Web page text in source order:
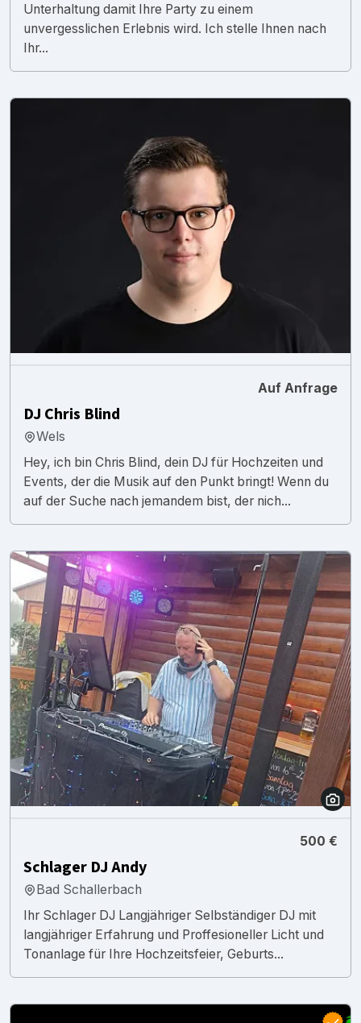
Unterhaltung damit Ihre Party zu einem
unvergesslichen Erlebnis wird. Ich stelle Ihnen nach
Ihr...
Auf Anfrage
DJ Chris Blind
Wels
Hey, ich bin Chris Blind, dein DJ für Hochzeiten und
Events, der die Musik auf den Punkt bringt! Wenn du
auf der Suche nach jemandem bist, der nich...
500 €
Schlager DJ Andy
Bad Schallerbach
Ihr Schlager DJ Langjähriger Selbständiger DJ mit
langjähriger Erfahrung und Proffesioneller Licht und
Tonanlage für Ihre Hochzeitsfeier, Geburts...